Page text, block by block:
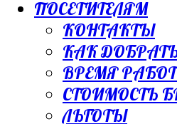
ПОСЕТИТЕЛЯМ
КОНТАКТЫ
КАК
ВРЕМЯ
СТОИМОСТЬ
ЛЬГОТЫ